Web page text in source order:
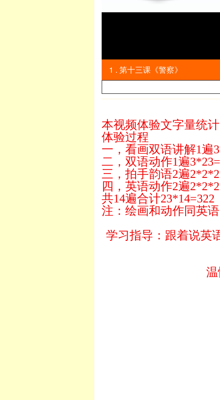
1 . 第十三课《警察》
本视频体验文字量统
体验过程
一，看画双语讲解1遍
二，双语动作1遍
三，拍手韵语2遍
四，英语动作2遍
共14遍合计23*14=322
注：绘画和动作同英
学习指导：跟着说英